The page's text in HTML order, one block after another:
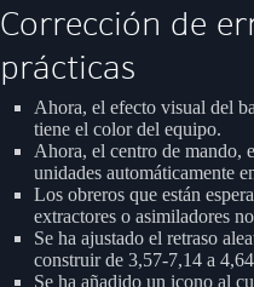
Corrección de
prácticas
Ahora, el efecto visual del
tiene el color del equipo.
Ahora, el centro de mando,
unidades automáticamente
Los obreros que están
extractores o asimiladores
Se ha ajustado el retraso
construir de 3,57-7,14 a
Se ha añadido un icono al